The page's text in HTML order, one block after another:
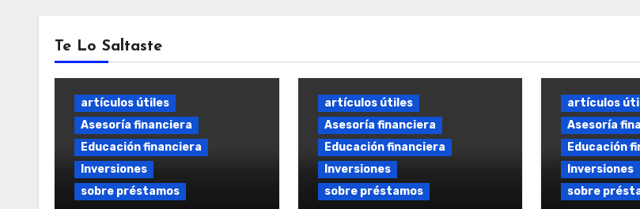
Te Lo Saltaste
artículos útiles
Asesoría financiera
Educación financiera
Inversiones
sobre préstamos
artículos útiles
Asesoría financiera
Educación financiera
Inversiones
sobre préstamos
artículos
Asesoría
Educación
Inversiones
sobre